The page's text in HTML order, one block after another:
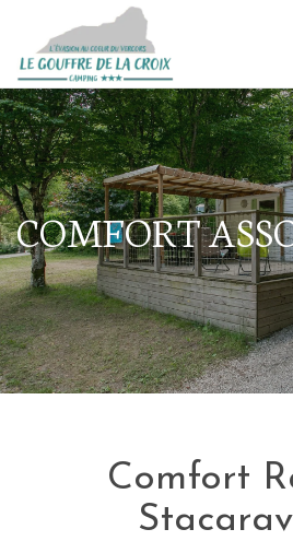
COMFORT
Comfort